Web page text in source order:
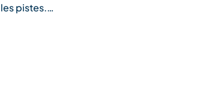
les pistes.…